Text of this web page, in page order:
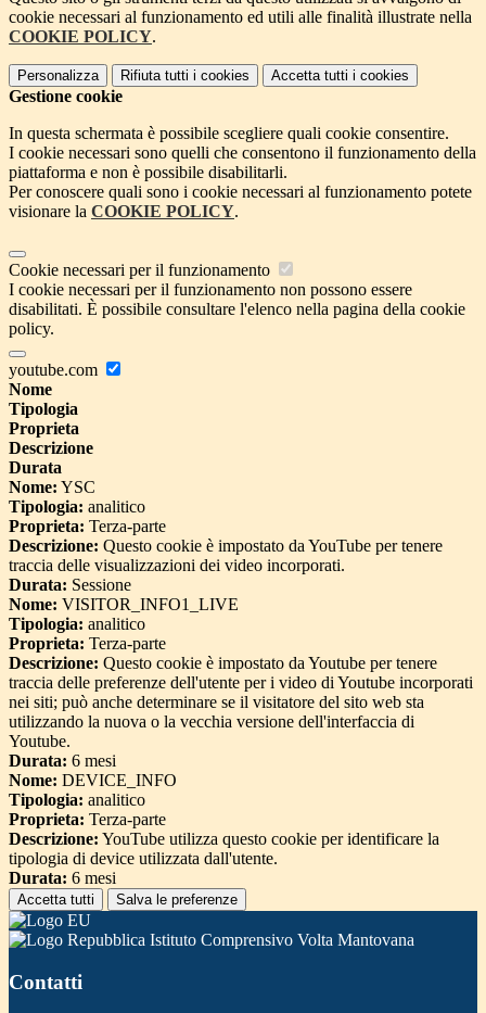
cookie necessari al funzionamento ed utili alle finalità illustrate nella
COOKIE POLICY.
Personalizza Rifiuta tutti i cookies Accetta tutti i cookies
Gestione cookie
In questa schermata è possibile scegliere quali cookie consentire.
I cookie necessari sono quelli che consentono il funzionamento della
piattaforma e non è possibile disabilitarli.
Per conoscere quali sono i cookie necessari al funzionamento potete
visionare la COOKIE POLICY.
Cookie necessari per il funzionamento
I cookie necessari per il funzionamento non possono essere
disabilitati. È possibile consultare l'elenco nella pagina della cookie
policy.
youtube.com
Nome
Tipologia
Proprieta
Descrizione
Durata
Nome: YSC
Tipologia: analitico
Proprieta: Terza-parte
Descrizione: Questo cookie è impostato da YouTube per tenere
traccia delle visualizzazioni dei video incorporati.
Durata: Sessione
Nome: VISITOR_INFO1_LIVE
Tipologia: analitico
Proprieta: Terza-parte
Descrizione: Questo cookie è impostato da Youtube per tenere
traccia delle preferenze dell'utente per i video di Youtube incorporati
nei siti; può anche determinare se il visitatore del sito web sta
utilizzando la nuova o la vecchia versione dell'interfaccia di
Youtube.
Durata: 6 mesi
Nome: DEVICE_INFO
Tipologia: analitico
Proprieta: Terza-parte
Descrizione: YouTube utilizza questo cookie per identificare la
tipologia di device utilizzata dall'utente.
Durata: 6 mesi
Accetta tutti Salva le preferenze
Istituto Comprensivo Volta Mantovana
Contatti